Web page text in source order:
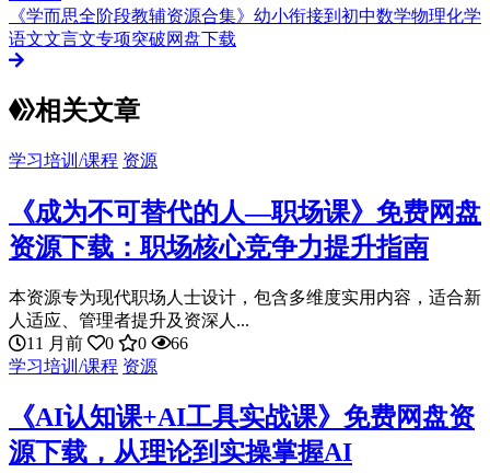
《学而思全阶段教辅资源合集》幼小衔接到初中数学物理化学
语文文言文专项突破网盘下载
相关文章
学习培训/课程 资源
《成为不可替代的人—职场课》免费网盘
资源下载：职场核心竞争力提升指南
本资源专为现代职场人士设计，包含多维度实用内容，适合新
人适应、管理者提升及资深人...
11 月前
0 0
66
学习培训/课程 资源
《AI认知课+AI工具实战课》免费网盘资
源下载，从理论到实操掌握AI